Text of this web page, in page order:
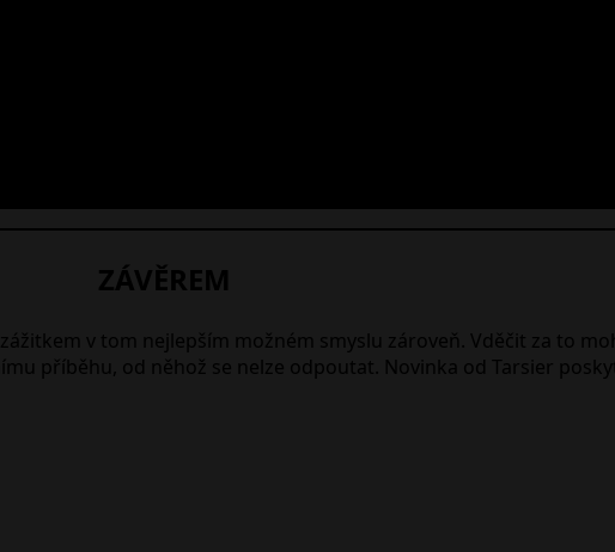
ZÁVĚREM
v tom nejlepším možném smyslu zároveň. Vděčit za to
příběhu, od něhož se nelze odpoutat. Novinka od Tarsier